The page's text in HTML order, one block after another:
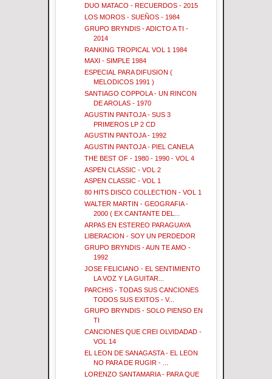
DUO MATACO - RECUERDOS - 2015
LOS MOROS - SUEÑOS - 1984
GRUPO BRYNDIS - ADICTO A TI -
2014
RANKING TROPICAL VOL 1 1984
MAXI - SIMPLE 1984
ESPECIAL PARA DIFUSION (
MELODICOS 1991 )
SANTIAGO COPPOLA - UN RINCON
DE AROLAS - 1970
AGUSTIN PANTOJA - SUS 3
PRIMEROS LP 2 CD
AGUSTIN PANTOJA - 1992
AGUSTIN PANTOJA - PIEL CANELA
THE BEST OF - 1980 - 1990 - VOL 4
ASPEN CLASSIC - VOL 2
ASPEN CLASSIC - VOL 1
80 HITS DISCO COLLECTION - VOL 1
WALTER MARTIN - GEOGRAFIA -
2000 ( EX CANTANTE DEL...
ARPAS EN ESTEREO PARAGUAYA
LIBERACION - SOY UN PERDEDOR
GRUPO BRYNDIS - AUN TE AMO -
1992
JOSE FELICIANO - EL SENTIMIENTO
LA VOZ Y LA GUITAR...
PARCHIS - TODAS SUS CANCIONES
TODOS SUS EXITOS - V...
GRUPO BRYNDIS - SOLO PIENSO EN
TI
CANCIONES QUE CREI OLVIDADAD -
VOL 14
EL LEON DE SANAGASTA - EL LEON
NO PARA DE RUGIR - ...
LORENZO SANTAMARIA - PARA QUE